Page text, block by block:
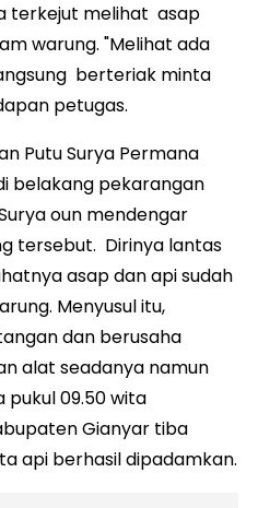
terkejut melihat asap
warung. "Melihat ada
berteriak minta
petugas.
Putu Surya Permana
belakang pekarangan
oun mendengar
tersebut. Dirinya lantas
asap dan api sudah
Menyusul itu,
dan berusaha
alat seadanya namun
pukul 09.50 wita
Gianyar tiba
api berhasil dipadamkan.